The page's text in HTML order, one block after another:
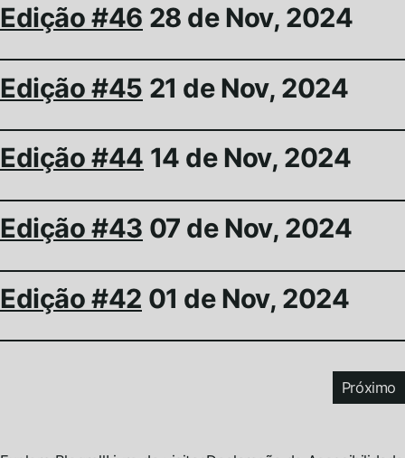
Edição #46 28 de Nov, 2024
Edição #45 21 de Nov, 2024
Edição #44 14 de Nov, 2024
Edição #43 07 de Nov, 2024
Edição #42 01 de Nov, 2024
Próximo